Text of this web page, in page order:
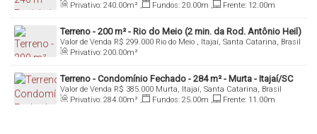
Privativo: 240.00m² , Fundos: 20.00m , Frente: 12.00m
Terreno - 200 m² - Rio do Meio (2 min. da Rod. Antônio Heil)
- Itajaí/SC
R$ 299.000
Valor de Venda
Rio do Meio , Itajaí, Santa Catarina, Brasil
Privativo: 200.00m²
Terreno - Condomínio Fechado - 284 m² - Murta - Itajaí/SC
R$ 385.000
Valor de Venda
Murta, Itajaí, Santa Catarina, Brasil
Privativo: 284.00m² , Fundos: 25.00m , Frente: 11 .00m